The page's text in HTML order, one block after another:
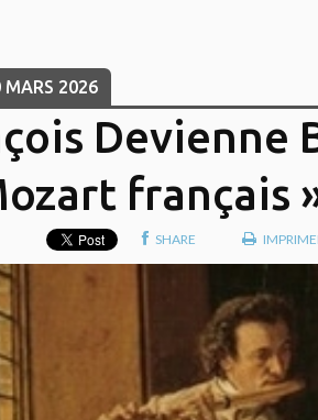
MARS 2026
Devienne
français
SHARE